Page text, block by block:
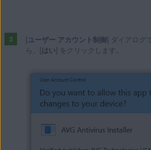
[ユーザー アカウント制御] ダイアログ
ら、[はい] をクリックします。